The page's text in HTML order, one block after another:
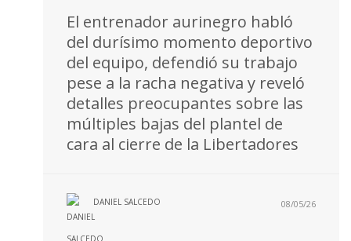
El entrenador aurinegro habló
del durísimo momento deportivo
del equipo, defendió su trabajo
pese a la racha negativa y reveló
detalles preocupantes sobre las
múltiples bajas del plantel de
cara al cierre de la Libertadores
DANIEL SALCEDO 08/05/26